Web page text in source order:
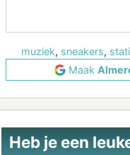
muziek, sneakers,
Maak
Heb je een